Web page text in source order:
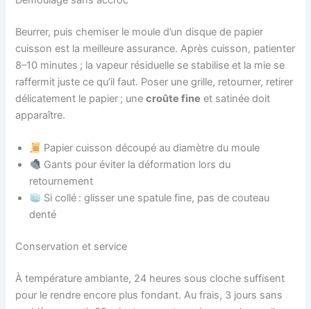
Beurrer, puis chemiser le moule d’un disque de papier
cuisson est la meilleure assurance. Après cuisson, patienter
8–10 minutes ; la vapeur résiduelle se stabilise et la mie se
raffermit juste ce qu’il faut. Poser une grille, retourner, retirer
délicatement le papier ; unecroûte fine et satinée doit
apparaître.
Papier cuisson découpé au diamètre du moule
Gants pour éviter la déformation lors du
retournement
Si collé : glisser une spatule fine, pas de couteau
denté
Conservation et service
À température ambiante, 24 heures sous cloche suffisent
pour le rendre encore plus fondant. Au frais, 3 jours sans